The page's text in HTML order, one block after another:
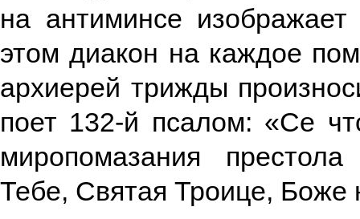
на антиминсе
этом диакон на каждое
архиерей трижды
поет 132-й псалом: «Се
миропомазания
Тебе, Святая Троице, Боже